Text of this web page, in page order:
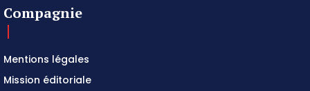
Compagnie
Mentions légales
Mission éditoriale